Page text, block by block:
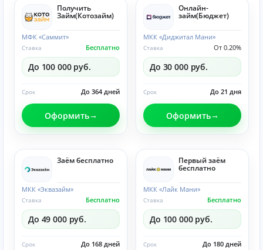
Получить
Займ(Котозайм)
МФК «Саммит»
Бесплатно
Ставка
До 100 000 руб.
До 364 дней
Срок
Оформить
Онлайн-
займ(Бюджет)
МКК «Диджитал Мани»
От 0.20%
Ставка
До 30 000 руб.
До 21 дня
Срок
Оформить
Заём бесплатно
МКК «Эквазайм»
Бесплатно
Ставка
До 49 000 руб.
До 168 дней
Срок
Первый заём
бесплатно
МКК «Лайк Мани»
Бесплатно
Ставка
До 100 000 руб.
До 180 дней
Срок